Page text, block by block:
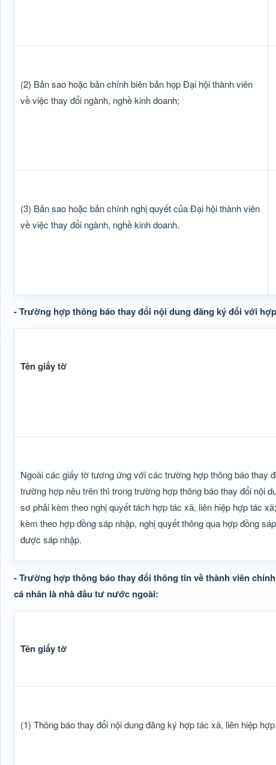
(2) Bản sao hoặc bản chính biên bản họp Đại hội thành viên
về việc thay đổi ngành, nghề kinh doanh;
(3) Bản sao hoặc bản chính nghị quyết của Đại hội thành viên
về việc thay đổi ngành, nghề kinh doanh.
- Trường hợp thông báo thay đổi nội dung đăng ký đối với
Tên giấy tờ
Ngoài các giấy tờ tương ứng với các trường hợp thông báo thay
trường hợp nêu trên thì trong trường hợp thông báo thay đổi nội
sơ phải kèm theo nghị quyết tách hợp tác xã, liên hiệp hợp tác
kèm theo hợp đồng sáp nhập, nghị quyết thông qua hợp đồng
được sáp nhập.
- Trường hợp thông báo thay đổi thông tin về thành viên
cá nhân là nhà đầu tư nước ngoài:
Tên giấy tờ
(1) Thông báo thay đổi nội dung đăng ký hợp tác xã, liên hiệp hợp